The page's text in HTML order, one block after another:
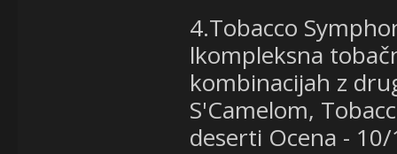
4.Tobacco
lkompleksna
kombinacijah z
S'Camelom,
deserti Ocena -